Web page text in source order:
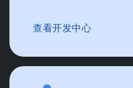
查看开发中心